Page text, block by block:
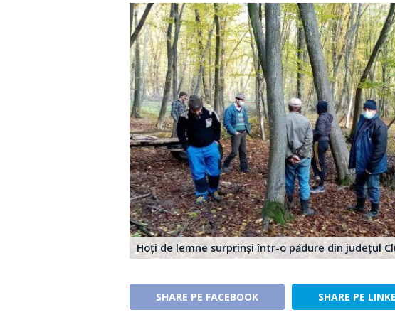
Hoți de lemne surprinși într-o pădure din județul
SHARE PE FACEBOOK SHARE PE